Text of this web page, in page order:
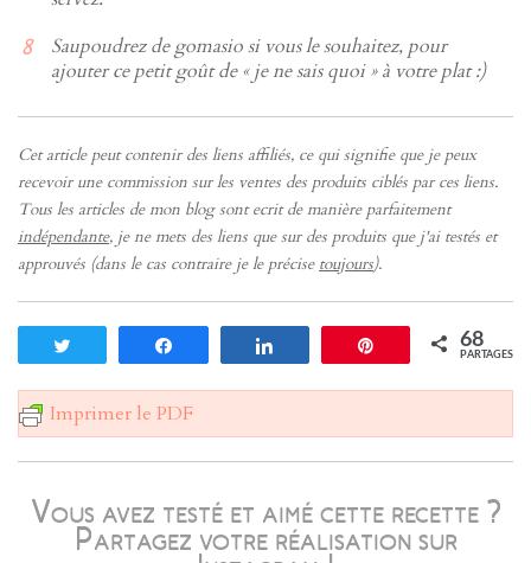
Saupoudrez de gomasio si vous le souhaitez, pour
ajouter ce petit goût de « je ne sais quoi » à votre plat :)
Cet article peut contenir des liens affiliés, ce qui signifie que je peux
recevoir une commission sur les ventes des produits ciblés par ces liens.
Tous les articles de mon blog sont ecrit de manière parfaitement
indépendante, je ne mets des liens que sur des produits que j'ai testés et
approuvés (dans le cas contraire je le précise toujours).
Enregistrer68
PARTAGES
Imprimer le PDF
Vous avez testé et aimé cette recette ?
Partagez votre réalisation sur